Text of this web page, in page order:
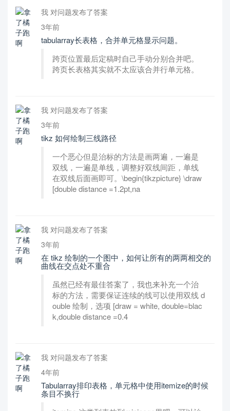
我 对问题发布了答案
3年前
tabularray长表格，合并单元格显示问题。
跨页位置最后定稿时自己手动分别合并吧。
跨页长表格其实就不太应该合并行单元格。
我 对问题发布了答案
3年前
tikz 如何绘制三线路径
一个恶心但是治标的方法是画两遍，一遍是
双线，一遍是单线，调整好双线间距，单线
在双线后面画即可。\begin{tikzpicture} \draw
[double distance =1.2pt,na
我 对问题发布了答案
3年前
在 tikz 绘制的一个图中，如何让所有的两两相交的
曲线在交点处不重合
虽然已经有最佳答案了，我也来补充一个治
标的方法，需要保证连续的线可以使用双线 d
ouble 绘制，选项 [draw = white, double=blac
k,double distance =0.4
我 对问题发布了答案
4年前
Tabularray排印表格，单元格中使用itemize的时候
条目不换行